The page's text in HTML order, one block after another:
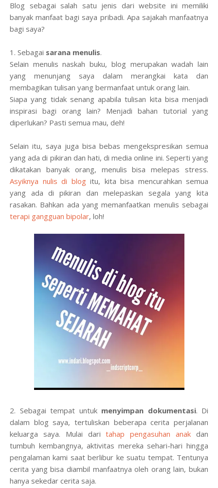
Blog sebagai salah satu jenis dari website ini memiliki
banyak manfaat bagi saya pribadi. Apa sajakah manfaatnya
bagi saya?
1. Sebagai sarana menulis.
Selain menulis naskah buku, blog merupakan wadah lain
yang menunjang saya dalam merangkai kata dan
membagikan tulisan yang bermanfaat untuk orang lain.
Siapa yang tidak senang apabila tulisan kita bisa menjadi
inspirasi bagi orang lain? Menjadi bahan tutorial yang
diperlukan? Pasti semua mau, deh!
Selain itu, saya juga bisa bebas mengekspresikan semua
yang ada di pikiran dan hati, di media online ini. Seperti yang
dikatakan banyak orang, menulis bisa melepas stress.
Asyiknya nulis di blogitu, kita bisa mencurahkan semua
yang ada di pikiran dan melepaskan segala yang kita
rasakan. Bahkan ada yang memanfaatkan menulis sebagai
terapi gangguan bipolar, loh!
2. Sebagai tempat untuk menyimpan dokumentasi. Di
dalam blog saya, tertuliskan beberapa cerita perjalanan
keluarga saya. Mulai daritahap pengasuhan anak dan
tumbuh kembangnya, aktivitas mereka sehari-hari hingga
pengalaman kami saat berlibur ke suatu tempat. Tentunya
cerita yang bisa diambil manfaatnya oleh orang lain, bukan
hanya sekedar cerita saja.